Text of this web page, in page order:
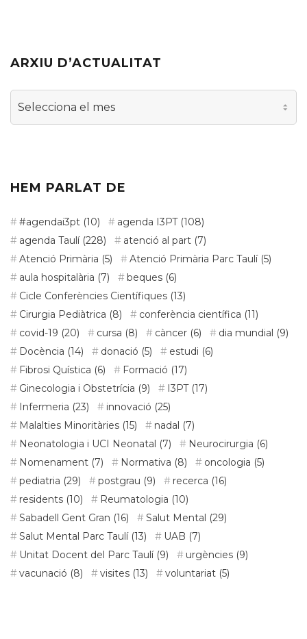
ARXIU D’ACTUALITAT
Arxiu
HEM PARLAT DE
#agendai3pt (10) agenda I3PT(108)
agenda Taulí(228) atenció al part (7)
Atenció Primària (5) Atenció Primària Parc Taulí(5)
aula hospitalària (7) beques (6)
Cicle Conferències Científiques (13)
Cirurgia Pediàtrica (8) conferència científica (11)
covid-19 (20) cursa (8) càncer (6) dia mundial (9)
Docència (14) donació (5) estudi (6)
Fibrosi Quística (6) Formació (17)
Ginecologia i Obstetrícia (9) I3PT(17)
Infermeria (23) innovació (25)
Malalties Minoritàries (15) nadal (7)
Neonatologia i UCI Neonatal (7) Neurocirurgia (6)
Nomenament (7) Normativa (8) oncologia (5)
pediatria (29) postgrau (9) recerca (16)
residents (10) Reumatologia (10)
Sabadell Gent Gran (16) Salut Mental (29)
Salut Mental Parc Taulí(13) UAB (7)
Unitat Docent del Parc Taulí(9) urgències (9)
vacunació (8) visites (13) voluntariat (5)